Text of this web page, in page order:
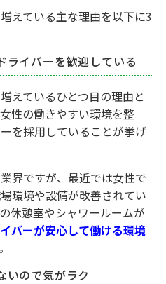
えている主な理由を以下に3
ライバーを歓迎している
えているひとつ目の理由と
性の働きやすい環境を整
を採用していることが挙げ
界ですが、最近では女性で
環境や設備が改善されてい
休憩室やシャワールームが
バーが安心して働ける環境
いので気がラク